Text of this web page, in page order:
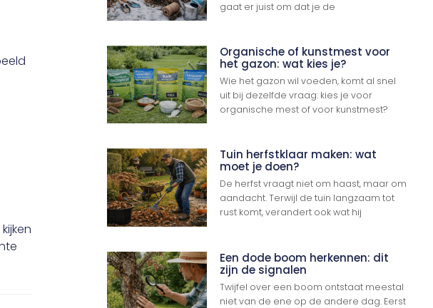
gaat er juist om dat je de
Organische of kunstmest voor
het gazon: wat kies je?
Wie het gazon wil voeden, komt al snel
uit bij dezelfde vraag: kies je voor
organische mest of voor kunstmest?
Tuin herfstklaar maken: wat
moet je doen?
De herfst vraagt niet om haast, maar om
aandacht. Terwijl de tuin langzaam tot
rust komt, verandert ook wat hij
Een dode boom herkennen: dit
zijn de signalen
Twijfel over een boom ontstaat meestal
niet van de ene op de andere dag. Eerst